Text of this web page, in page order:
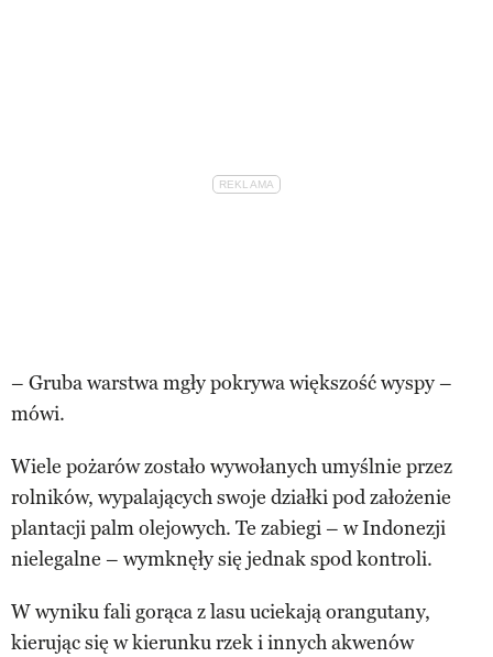
– Gruba warstwa mgły pokrywa większość wyspy –
mówi.
Wiele pożarów zostało wywołanych umyślnie przez
rolników, wypalających swoje działki pod założenie
plantacji palm olejowych. Te zabiegi – w Indonezji
nielegalne – wymknęły się jednak spod kontroli.
W wyniku fali gorąca z lasu uciekają orangutany,
kierując się w kierunku rzek i innych akwenów